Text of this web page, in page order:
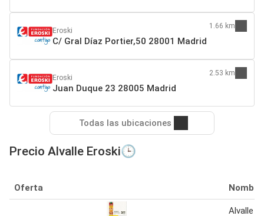
Eroski
C/ Gral Díaz Portier,50 28001 Madrid
1.66 km
Eroski
Juan Duque 23 28005 Madrid
2.53 km
Todas las ubicaciones
Precio Alvalle Eroski🕒
Oferta Nombre
Alvalle -